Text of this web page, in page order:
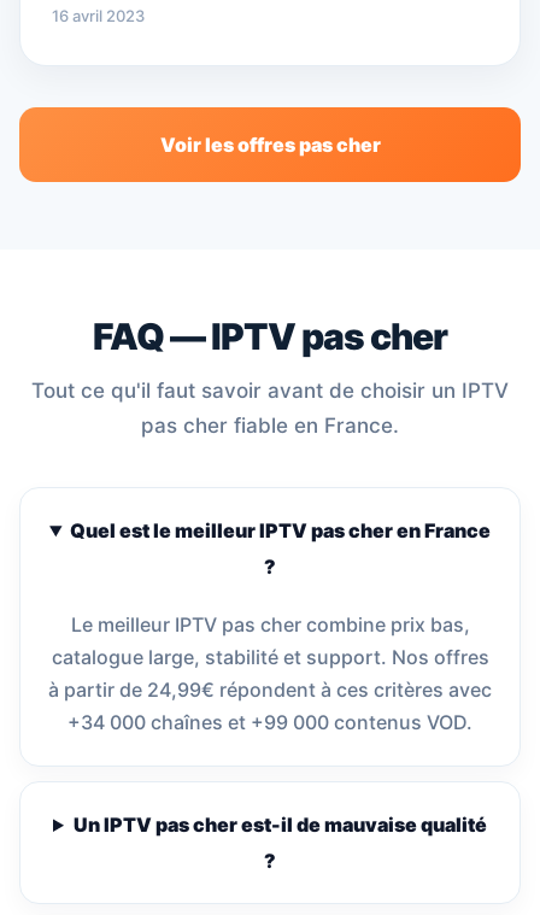
16 avril 2023
Voir les offres pas cher
FAQ — IPTV pas cher
Tout ce qu'il faut savoir avant de choisir un IPTV
pas cher fiable en France.
Quel est le meilleur IPTV pas cher en France
?
Le meilleur IPTV pas cher combine prix bas,
catalogue large, stabilité et support. Nos offres
à partir de 24,99€ répondent à ces critères avec
+34 000 chaînes et +99 000 contenus VOD.
Un IPTV pas cher est-il de mauvaise qualité
?